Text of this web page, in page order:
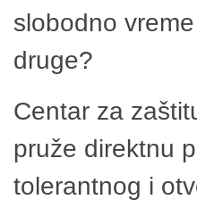
slobodno
druge?
Centar za
pruže direktnu
tolerantnog i